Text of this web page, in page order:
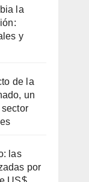
la
y
de la
un
las
por